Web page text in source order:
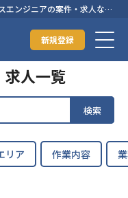
エンジニアの案件・求人なら
新規登録
求人一覧
検索
リア 作業内容